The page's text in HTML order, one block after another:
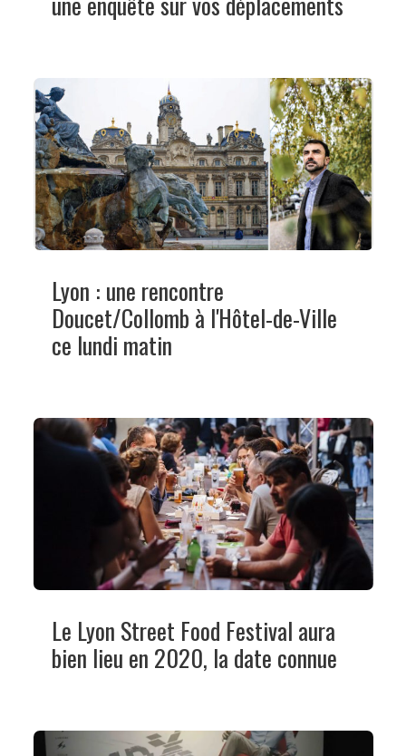
Lyon : une rencontre
Doucet/Collomb à l'Hôtel-de-Ville
ce lundi matin
Le Lyon Street Food Festival aura
bien lieu en 2020, la date connue